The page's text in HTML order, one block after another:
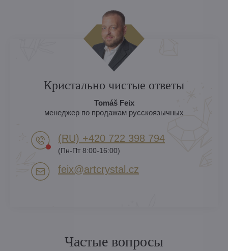
Кристально чистые ответы
Tomáš Feix
менеджер по продажам русскоязычных
(RU) +420 722 398 794​
(Пн-Пт 8:00-16:00)
feix​@artcrystal​.cz
Частые вопросы